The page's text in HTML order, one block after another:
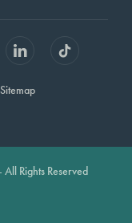
Sitemap
Rights Reserved